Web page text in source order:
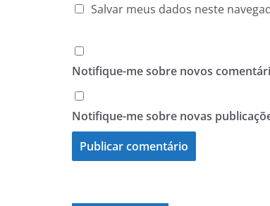
Salvar meus dados neste
Notifique-me sobre novos
Notifique-me sobre novas